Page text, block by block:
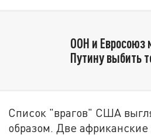
ООН и
Путину выбить
Список "врагов" США
образом. Две